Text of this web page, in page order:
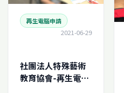
再生電腦申請
2021-06-29
社團法人特殊藝術
教育協會-再生電腦